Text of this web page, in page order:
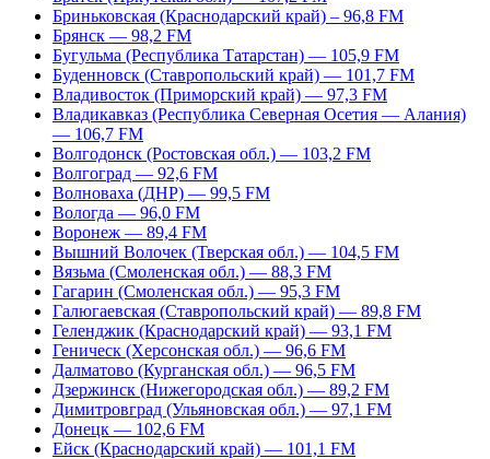
Бриньковская (Краснодарский край) – 96,8 FM
Брянск — 98,2 FM
Бугульма (Республика Татарстан) — 105,9 FM
Буденновск (Ставропольский край) — 101,7 FM
Владивосток (Приморский край) — 97,3 FM
Владикавказ (Республика Северная Осетия — Алания)
— 106,7 FM
Волгодонск (Ростовская обл.) — 103,2 FM
Волгоград — 92,6 FM
Волноваха (ДНР) — 99,5 FM
Вологда — 96,0 FM
Воронеж — 89,4 FM
Вышний Волочек (Тверская обл.) — 104,5 FM
Вязьма (Смоленская обл.) — 88,3 FM
Гагарин (Смоленская обл.) — 95,3 FM
Галюгаевская (Ставропольский край) — 89,8 FM
Геленджик (Краснодарский край) — 93,1 FM
Геническ (Херсонская обл.) — 96,6 FM
Далматово (Курганская обл.) — 96,5 FM
Дзержинск (Нижегородская обл.) — 89,2 FM
Димитровград (Ульяновская обл.) — 97,1 FM
Донецк — 102,6 FM
Ейск (Краснодарский край) — 101,1 FM